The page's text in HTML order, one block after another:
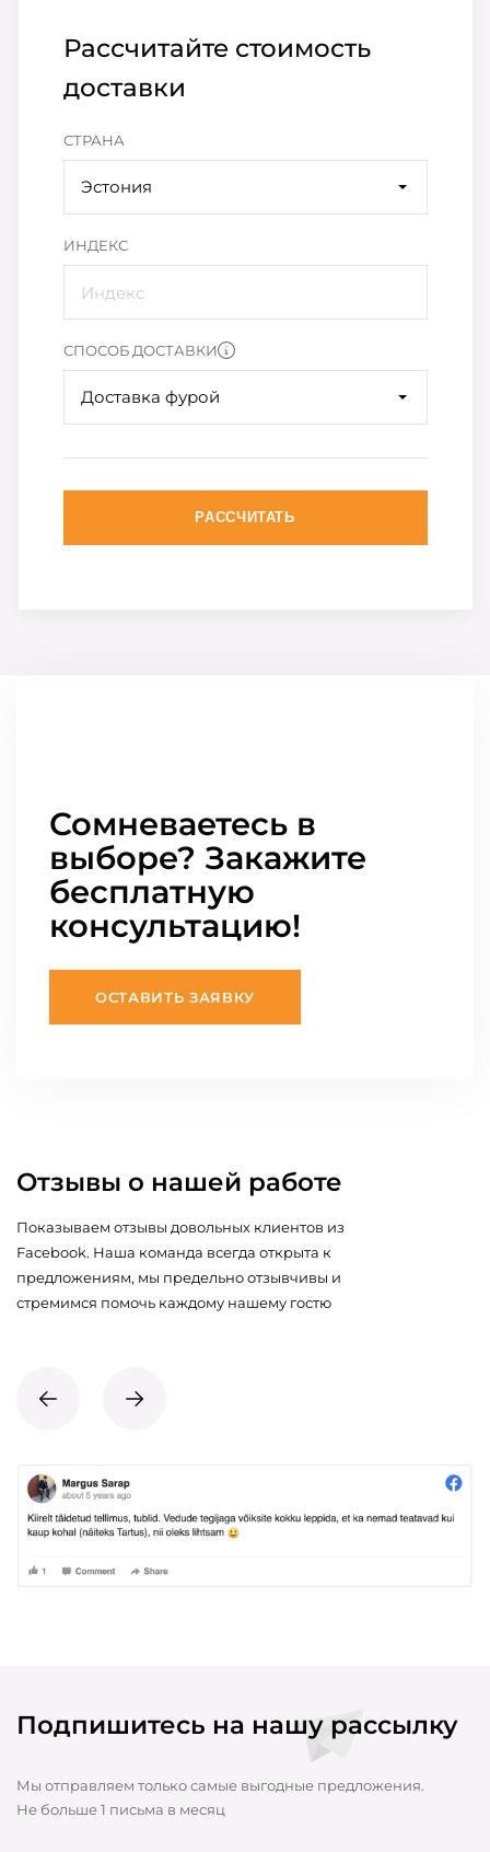
Рассчитайте стоимость
доставки
СТРАНА
Эстония
ИНДЕКС
СПОСОБ ДОСТАВКИ
Доставка фурой
РАССЧИТАТЬ
Сомневаетесь в
выборе? Закажите
бесплатную
консультацию!
ОСТАВИТЬ ЗАЯВКУ
Отзывы о нашей работе
Показываем отзывы довольных клиентов из
Facebook. Наша команда всегда открыта к
предложениям, мы предельно отзывчивы и
стремимся помочь каждому нашему гостю
Подпишитесь на нашу рассылку
Мы отправляем только самые выгодные предложения.
Не больше 1 письма в месяц